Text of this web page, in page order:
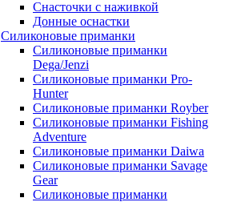
Снасточки с наживкой
Донные оснастки
Силиконовые приманки
Силиконовые приманки
Dega/Jenzi
Силиконовые приманки Pro-
Hunter
Силиконовые приманки Royber
Силиконовые приманки Fishing
Adventure
Силиконовые приманки Daiwa
Силиконовые приманки Savage
Gear
Силиконовые приманки